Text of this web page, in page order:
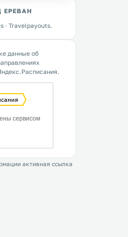
ЕРЕВАН
· Travelpayouts.
данные об
активная ссылка